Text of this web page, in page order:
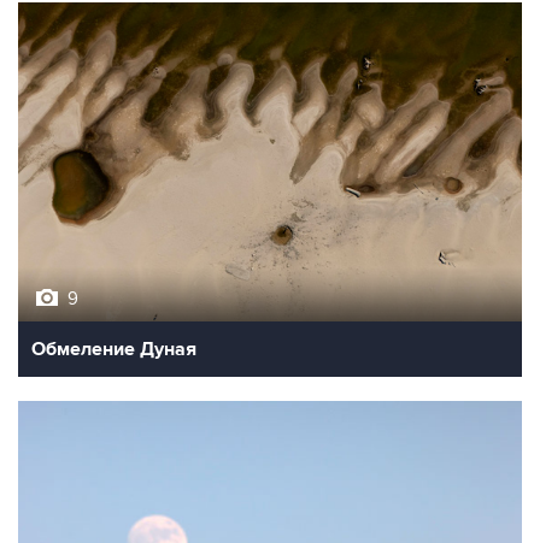
9
Обмеление Дуная